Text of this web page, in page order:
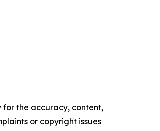
for the accuracy, content,
or copyright issues